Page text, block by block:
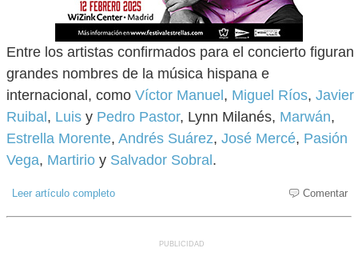
Entre los artistas confirmados para el concierto figuran
grandes nombres de la música hispana e
internacional, como Víctor Manuel , Miguel Ríos, Javier
Ruibal , Luis y Pedro Pastor, Lynn Milanés, Marwán,
Estrella Morente, Andrés Suárez, José Mercé, Pasión
Vega, Martirio y Salvador Sobral .
Leer artículo completo Comentar
PUBLICIDAD